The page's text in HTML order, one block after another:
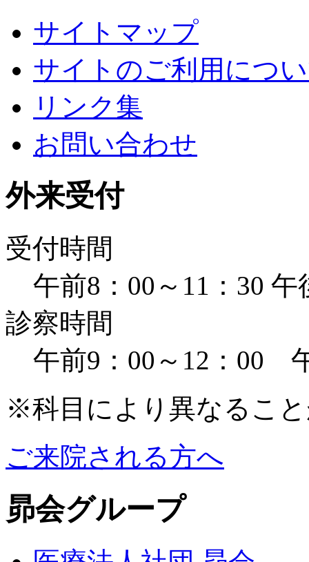
サイトマップ
サイトのご利用につ
リンク集
お問い合わせ
外来受付
受付時間
午前8：00～11：30 午
診察時間
午前9：00～12：00
※科目により異なるこ
ご来院される方へ
昴会グループ